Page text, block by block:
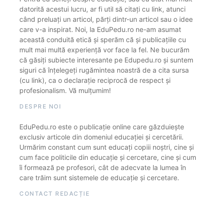
datorită acestui lucru, ar fi util să citați cu link, atunci
când preluați un articol, părți dintr-un articol sau o idee
care v-a inspirat. Noi, la EduPedu.ro ne-am asumat
această conduită etică și sperăm că și publicațiile cu
mult mai multă experiență vor face la fel. Ne bucurăm
că găsiți subiecte interesante pe Edupedu.ro și suntem
siguri că înțelegeți rugămintea noastră de a cita sursa
(cu link), ca o declarație reciprocă de respect și
profesionalism. Vă mulțumim!
DESPRE NOI
EduPedu.ro este o publicație online care găzduiește
exclusiv articole din domeniul educației și cercetării.
Urmărim constant cum sunt educați copiii noștri, cine și
cum face politicile din educație și cercetare, cine și cum
îi formează pe profesori, cât de adecvate la lumea în
care trăim sunt sistemele de educație și cercetare.
CONTACT REDACȚIE